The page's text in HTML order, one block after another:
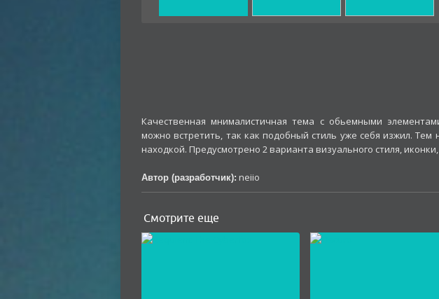
Качественная мнималистичная тема с обьемными
можно встретить, так как подобный стиль уже себя изжил.
находкой. Предусмотрено 2 варианта визуального стиля,
Автор (разработчик): neiio
Смотрите еще